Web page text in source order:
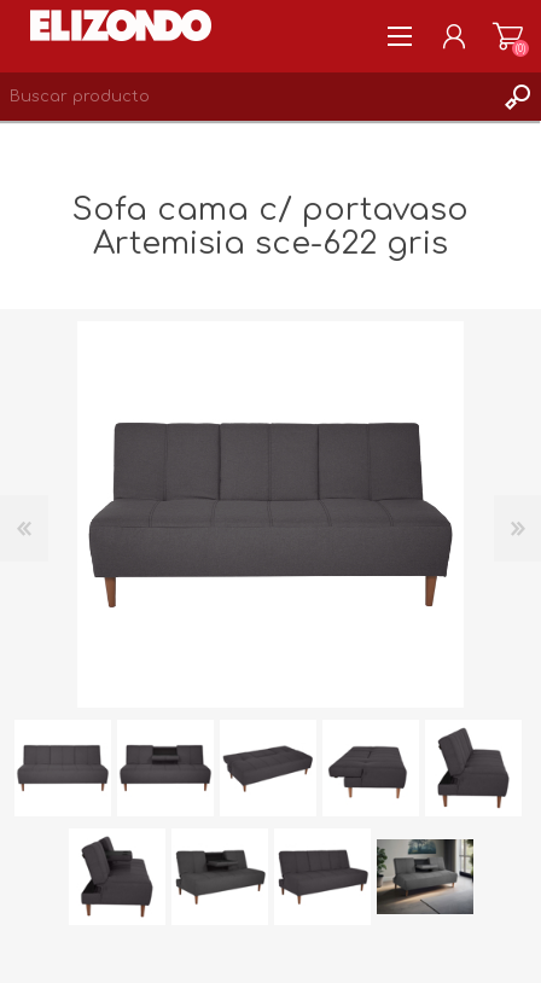
LISTA DE DESEOS
(0)
Sofa cama c/ portavaso
Artemisia sce-622 gris